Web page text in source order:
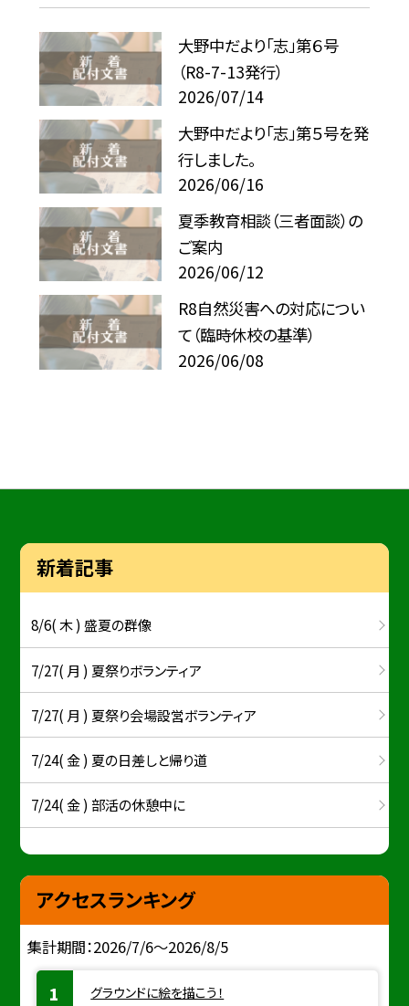
大野中だより「志」第６号
（R8-7-13発行）
2026/07/14
大野中だより「志」第５号を発
行しました。
2026/06/16
夏季教育相談（三者面談）の
ご案内
2026/06/12
R8自然災害への対応につい
て（臨時休校の基準）
2026/06/08
新着記事
8/6( 木 ) 盛夏の群像
7/27( 月 ) 夏祭りボランティア
7/27( 月 ) 夏祭り会場設営ボランティア
7/24( 金 ) 夏の日差しと帰り道
7/24( 金 ) 部活の休憩中に
アクセスランキング
集計期間：2026/7/6～2026/8/5
グラウンドに絵を描こう！